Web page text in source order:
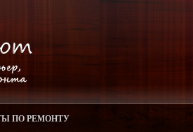
ПО РЕМОНТУ